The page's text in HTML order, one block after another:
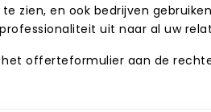
zien, en ook bedrijven
uit naar al uw
offerteformulier aan de